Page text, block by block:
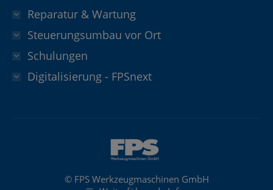
Reparatur & Wartung
Steuerungsumbau vor Ort
Schulungen
Digitalisierung - FPSnext
© FPS Werkzeugmaschinen GmbH